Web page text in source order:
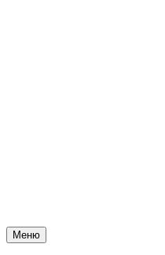
Меню